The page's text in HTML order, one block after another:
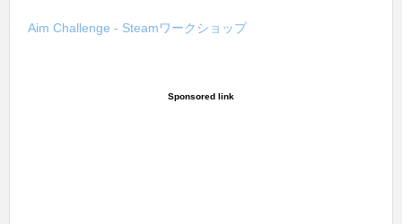
Aim Challenge - Steamワークショップ
Sponsored link